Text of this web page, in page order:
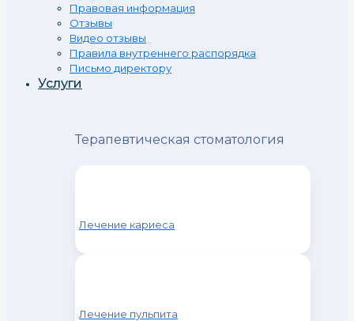
Правовая информация
Отзывы
Видео отзывы
Правила внутреннего распорядка
Письмо директору
Услуги
Терапевтическая стоматология
Лечение кариеса
Лечение пульпита